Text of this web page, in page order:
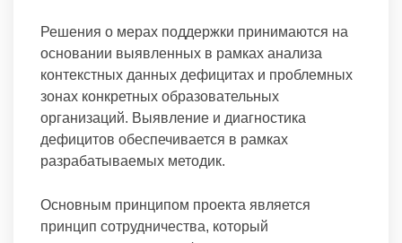
Решения о мерах поддержки принимаются на
основании выявленных в рамках анализа
контекстных данных дефицитах и проблемных
зонах конкретных образовательных
организаций. Выявление и диагностика
дефицитов обеспечивается в рамках
разрабатываемых методик.
Основным принципом проекта является
принцип сотрудничества, который